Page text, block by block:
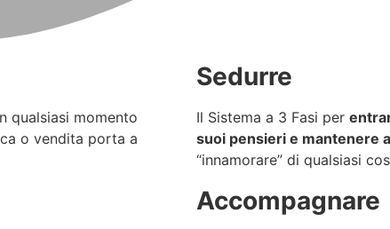
qualsiasi momento
o vendita porta a
Sedurre
Il Sistema a 3 Fasi per
suoi pensieri e mantenere
“innamorare” di qualsiasi
Accompagnare